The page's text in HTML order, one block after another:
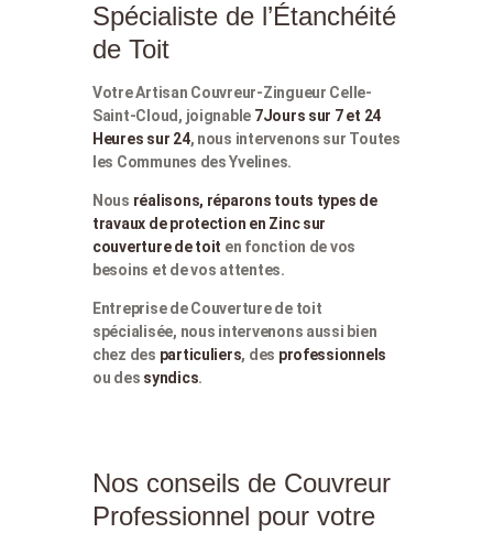
Spécialiste de l’Étanchéité
de Toit
Votre Artisan Couvreur-Zingueur Celle-
Saint-Cloud, joignable 7Jours sur 7 et 24
Heures sur 24, nous intervenons sur Toutes
les Communes des Yvelines.
Nous réalisons, réparons touts types de
travaux de protection en Zinc sur
couverture de toit en fonction de vos
besoins et de vos attentes.
Entreprise de Couverture de toit
spécialisée, nous intervenons aussi bien
chez des particuliers, des professionnels
ou des syndics.
Nos conseils de Couvreur
Professionnel pour votre